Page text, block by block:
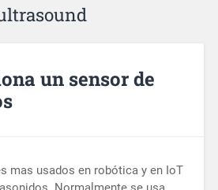
un sensor de
mas usados en robótica y en IoT